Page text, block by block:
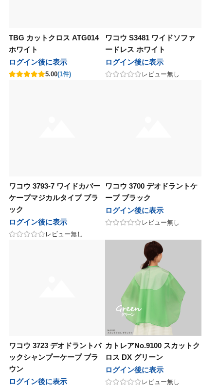
BCA PRODUCT
ボヤージュコスメティックス
ユニゾン
マデナ
ヤーマン
TBG カットクロス ATG014
ホワイト
ログイン後に表示
5.00(1件)
ワコウ S3481 ワイドソファ
ードレス ホワイト
ログイン後に表示
レビュー無し
ワコウ 3793-7 ワイドカバー
ケープマジカルタイプ ブラ
ック
ログイン後に表示
レビュー無し
ワコウ 3700 デオドラントケ
ープ ブラック
ログイン後に表示
レビュー無し
ワコウ 3723 デオドラントバ
ックシャンプーケープ ブラ
ウン
ログイン後に表示
カトレアNo.9100 スカットク
ロス DX グリーン
ログイン後に表示
レビュー無し
ジュコスメティックス
ン
ン